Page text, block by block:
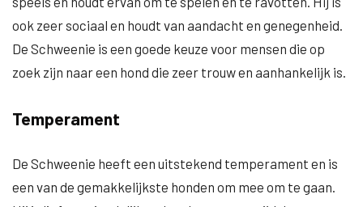
ook zeer sociaal en houdt van aandacht en genegenheid.
De Schweenie is een goede keuze voor mensen die op
zoek zijn naar een hond die zeer trouw en aanhankelijk is.
Temperament
De Schweenie heeft een uitstekend temperament en is
een van de gemakkelijkste honden om mee om te gaan.